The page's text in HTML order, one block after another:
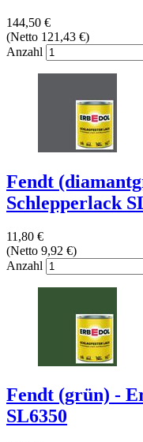
144,50 €
(Netto 121,43 €)
Anzahl
Fendt
Schlepperlack
11,80 €
(Netto 9,92 €)
Anzahl
Fendt (grün) -
SL6350